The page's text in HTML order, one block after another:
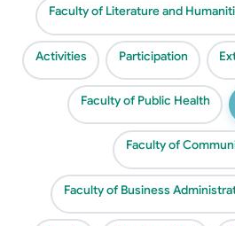
Faculty of Literature and
Activities Participation
Faculty of Public Health
Faculty of
Faculty of Business